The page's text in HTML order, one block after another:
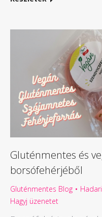
Gluténmentes és
borsófehérjéből
Gluténmentes Blog
Hagyj üzenetet